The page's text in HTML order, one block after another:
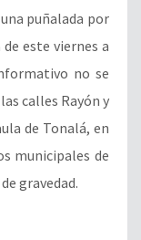
puñalada por
este viernes a
no se
calles Rayón y
de Tonalá, en
municipales de
gravedad.